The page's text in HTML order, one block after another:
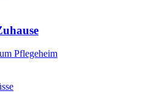
Pflegeheim